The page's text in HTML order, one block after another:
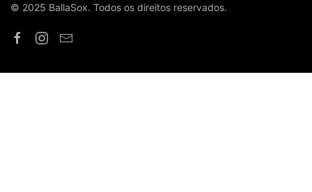
© 2025 BallaSox. Todos os direitos reservados.